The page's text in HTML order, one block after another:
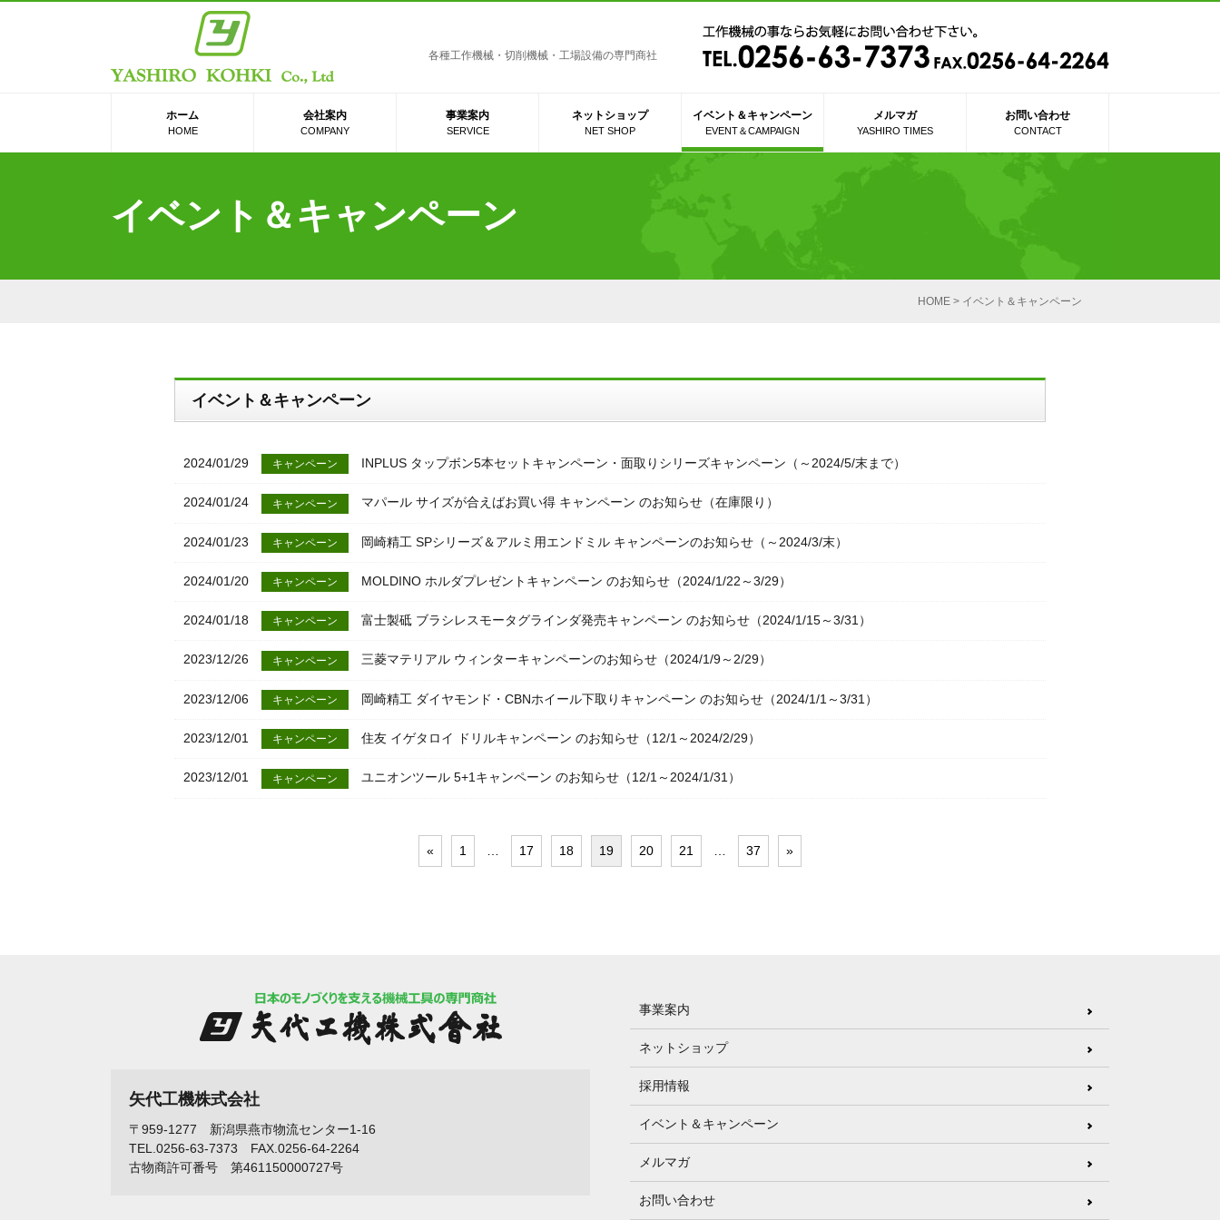
各種工作機械・切削機械・工場設備の専門商社
ホーム
HOME
会社案内
COMPANY
事業案内
SERVICE
ネットショップ
NET SHOP
イベント＆キャンペーン
EVENT＆CAMPAIGN
メルマガ
YASHIRO TIMES
お問い合わせ
CONTACT
イベント＆キャンペーン
HOME > イベント＆キャンペーン
イベント＆キャンペーン
2024/01/29 キャンペーン INPLUS タップボン5本セットキャンペーン・面取りシリーズキャンペーン（～2024/5/末まで）
2024/01/24 キャンペーン マパール サイズが合えばお買い得 キャンペーン のお知らせ（在庫限り）
2024/01/23 キャンペーン 岡崎精工 SPシリーズ＆アルミ用エンドミル キャンペーンのお知らせ（～2024/3/末）
2024/01/20 キャンペーン MOLDINO ホルダプレゼントキャンペーン のお知らせ（2024/1/22～3/29）
2024/01/18 キャンペーン 富士製砥 ブラシレスモータグラインダ発売キャンペーン のお知らせ（2024/1/15～3/31）
2023/12/26 キャンペーン 三菱マテリアル ウィンターキャンペーンのお知らせ（2024/1/9～2/29）
2023/12/06 キャンペーン 岡崎精工 ダイヤモンド・CBNホイール下取りキャンペーン のお知らせ（2024/1/1～3/31）
2023/12/01 キャンペーン 住友 イゲタロイ ドリルキャンペーン のお知らせ（12/1～2024/2/29）
2023/12/01 キャンペーン ユニオンツール 5+1キャンペーン のお知らせ（12/1～2024/1/31）
« 1 17 18 19 20 21 37 »
矢代工機株式会社
〒959-1277 新潟県燕市物流センター1-16
TEL.0256-63-7373 FAX.0256-64-2264
古物商許可番号 第461150000727号
事業案内
ネットショップ
採用情報
イベント＆キャンペーン
メルマガ
お問い合わせ